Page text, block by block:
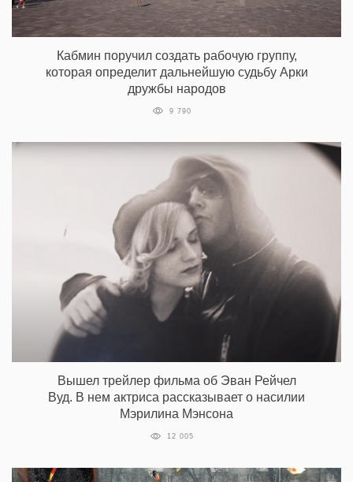
Кабмин поручил создать рабочую группу,
которая определит дальнейшую судьбу Арки
дружбы народов
9 790
Вышел трейлер фильма об Эван Рейчел
Вуд. В нем актриса рассказывает о насилии
Мэрилина Мэнсона
12 005